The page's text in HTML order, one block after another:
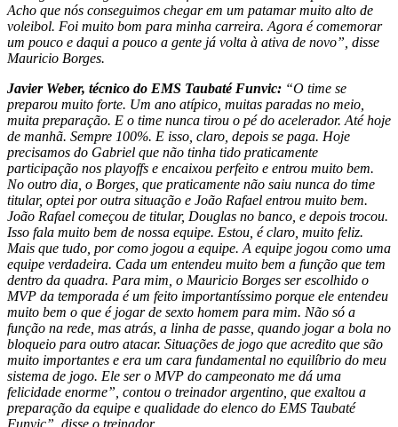
Acho que nós conseguimos chegar em um patamar muito alto de
voleibol. Foi muito bom para minha carreira. Agora é comemorar
um pouco e daqui a pouco a gente já volta à ativa de novo”, disse
Mauricio Borges.
Javier Weber, técnico do EMS Taubaté Funvic: “O time se
preparou muito forte. Um ano atípico, muitas paradas no meio,
muita preparação. E o time nunca tirou o pé do acelerador. Até hoje
de manhã. Sempre 100%. E isso, claro, depois se paga. Hoje
precisamos do Gabriel que não tinha tido praticamente
participação nos playoffs e encaixou perfeito e entrou muito bem.
No outro dia, o Borges, que praticamente não saiu nunca do time
titular, optei por outra situação e João Rafael entrou muito bem.
João Rafael começou de titular, Douglas no banco, e depois trocou.
Isso fala muito bem de nossa equipe. Estou, é claro, muito feliz.
Mais que tudo, por como jogou a equipe. A equipe jogou como uma
equipe verdadeira. Cada um entendeu muito bem a função que tem
dentro da quadra. Para mim, o Mauricio Borges ser escolhido o
MVP da temporada é um feito importantíssimo porque ele entendeu
muito bem o que é jogar de sexto homem para mim. Não só a
função na rede, mas atrás, a linha de passe, quando jogar a bola no
bloqueio para outro atacar. Situações de jogo que acredito que são
muito importantes e era um cara fundamental no equilíbrio do meu
sistema de jogo. Ele ser o MVP do campeonato me dá uma
felicidade enorme”, contou o treinador argentino, que exaltou a
preparação da equipe e qualidade do elenco do EMS Taubaté